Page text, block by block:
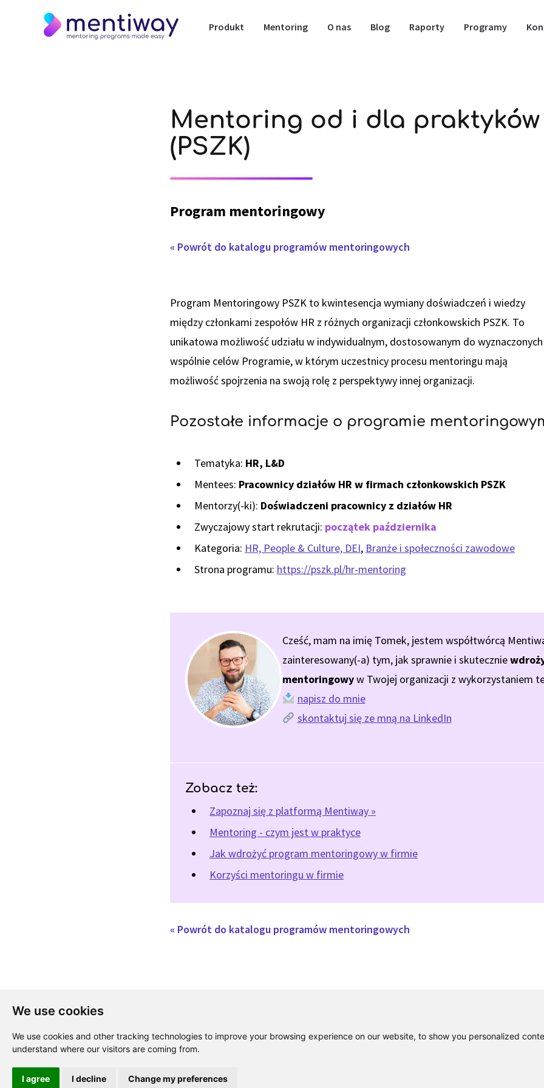
We use cookies
We use cookies and other tracking technologies to improve your browsing experience on our website, to show you personalized
understand where our visitors are coming from.
I agree I decline Change my preferences
Produkt Mentoring O nas Blog Raporty Programy
Mentoring od i dla praktyków
(PSZK)
Program mentoringowy
« Powrót do katalogu programów mentoringowych
Program Mentoringowy PSZK to kwintesencja wymiany doświadczeń i wiedzy
między członkami zespołów HR z różnych organizacji członkowskich PSZK. To
unikatowa możliwość udziału w indywidualnym, dostosowanym do wyznaczonych
wspólnie celów Programie, w którym uczestnicy procesu mentoringu mają
możliwość spojrzenia na swoją rolę z perspektywy innej organizacji.
Pozostałe informacje o programie
Tematyka: HR, L&D
Mentees: Pracownicy działów HR w firmach członkowskich PSZK
Mentorzy(-ki): Doświadczeni pracownicy z działów HR
Zwyczajowy start rekrutacji: początek października
Kategoria: HR, People & Culture, DEI, Branże i społeczności zawodowe
Strona programu: https://pszk.pl/hr-mentoring
Cześć, mam na imię Tomek, jestem współtwórcą
zainteresowany(-a) tym, jak sprawnie i skutecznie
mentoringowyw Twojej organizacji z wykorzystaniem
napisz do mnie
skontaktuj się ze mną na LinkedIn
Zobacz też:
Zapoznaj się z platformą Mentiway »
Mentoring - czym jest w praktyce
Jak wdrożyć program mentoringowy w firmie
Korzyści mentoringu w firmie
« Powrót do katalogu programów mentoringowych